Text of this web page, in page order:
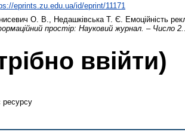
eprints.zu.edu.ua/id/eprint/11171
О. В. Недашківська Т. Є. Емоційність
простір: Науковий журнал. – Число 2.
ввійти)
ресурсу